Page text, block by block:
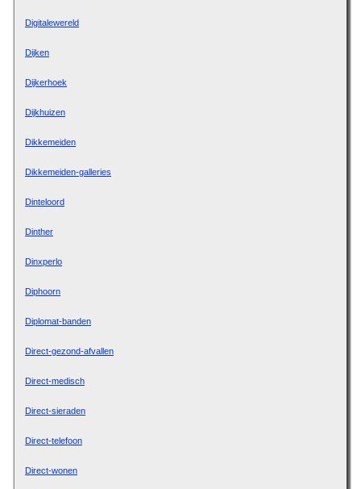
Digitalewereld
Dijken
Dijkerhoek
Dijkhuizen
Dikkemeiden
Dikkemeiden-galleries
Dinteloord
Dinther
Dinxperlo
Diphoorn
Diplomat-banden
Direct-gezond-afvallen
Direct-medisch
Direct-sieraden
Direct-telefoon
Direct-wonen